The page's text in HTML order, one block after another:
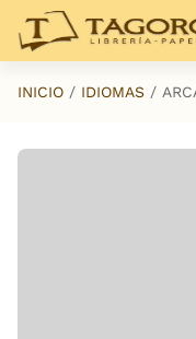
Saltar al contenido
INICIO IDIOMAS